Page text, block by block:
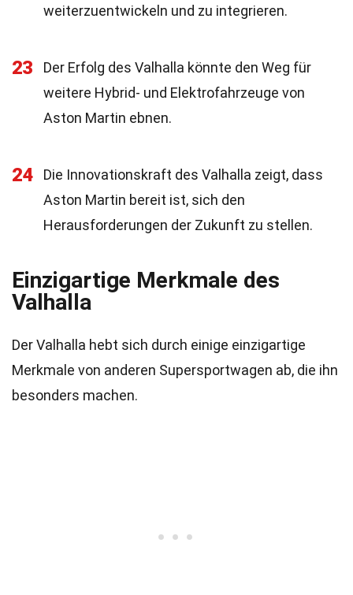
weiterzuentwickeln und zu integrieren.
23
Der Erfolg des Valhalla könnte den Weg für
weitere Hybrid- und Elektrofahrzeuge von
Aston Martin ebnen.
24
Die Innovationskraft des Valhalla zeigt, dass
Aston Martin bereit ist, sich den
Herausforderungen der Zukunft zu stellen.
Einzigartige Merkmale des
Valhalla
Der Valhalla hebt sich durch einige einzigartige
Merkmale von anderen Supersportwagen ab, die ihn
besonders machen.